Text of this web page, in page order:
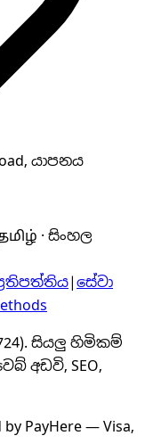
යාපනය
தமிழ் · සිංහල
සේවා
). සියලු හිමිකම්
අඩවි, SEO,
PayHere — Visa,